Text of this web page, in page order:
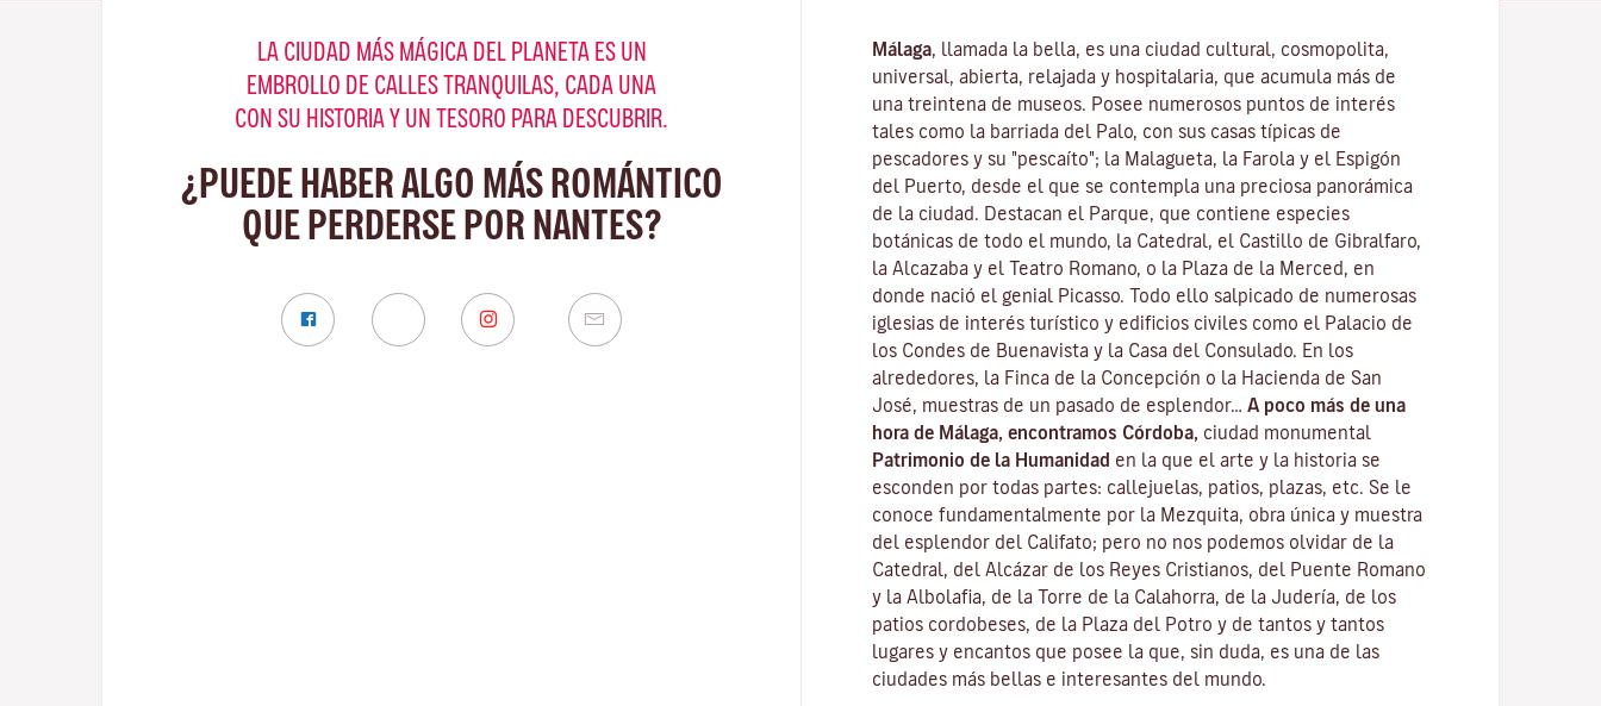
LA CIUDAD MÁS MÁGICA DEL PLANETA ES UN
EMBROLLO DE CALLES TRANQUILAS, CADA UNA
CON SU HISTORIA Y UN TESORO PARA DESCUBRIR.
¿PUEDE HABER ALGO MÁS ROMÁNTICO
QUE PERDERSE POR NANTES?
Málaga , llamada la bella, es una ciudad cultural, cosmopolita,
universal, abierta, relajada y hospitalaria, que acumula más de
una treintena de museos. Posee numerosos puntos de interés
tales como la barriada del Palo, con sus casas típicas de
pescadores y su "pescaíto"; la Malagueta, la Farola y el Espigón
del Puerto, desde el que se contempla una preciosa panorámica
de la ciudad. Destacan el Parque, que contiene especies
botánicas de todo el mundo, la Catedral, el Castillo de Gibralfaro,
la Alcazaba y el Teatro Romano, o la Plaza de la Merced, en
donde nació el genial Picasso. Todo ello salpicado de numerosas
iglesias de interés turístico y edificios civiles como el Palacio de
los Condes de Buenavista y la Casa del Consulado. En los
alrededores, la Finca de la Concepción o la Hacienda de San
José, muestras de un pasado de esplendor… A poco más de una
hora de Málaga, encontramos Córdoba, ciudad monumental
Patrimonio de la Humanidad en la que el arte y la historia se
esconden por todas partes: callejuelas, patios, plazas, etc. Se le
conoce fundamentalmente por la Mezquita , obra única y muestra
del esplendor del Califato; pero no nos podemos olvidar de la
Catedral, del Alcázar de los Reyes Cristianos , del
Puente Romano
y la Albolafia , de la Torre de la Calahorra , de la Juderí­a, de los
patios cordobeses, de la Plaza del Potro y de tantos y tantos
lugares y encantos que posee la que, sin duda, es una de las
ciudades más bellas e interesantes del mundo.